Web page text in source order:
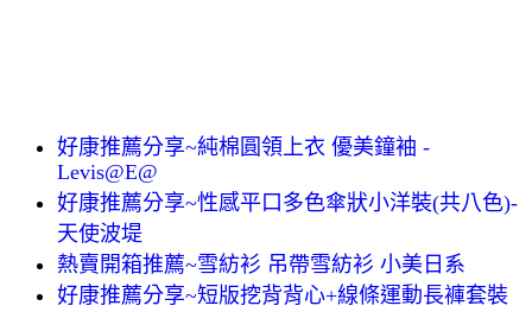
好康推薦分享~純棉圓領上衣 優美鐘袖 -
Levis@E@
好康推薦分享~性感平口多色傘狀小洋裝(共八色)-
天使波堤
熱賣開箱推薦~雪紡衫 吊帶雪紡衫 小美日系
好康推薦分享~短版挖背背心+線條運動長褲套裝